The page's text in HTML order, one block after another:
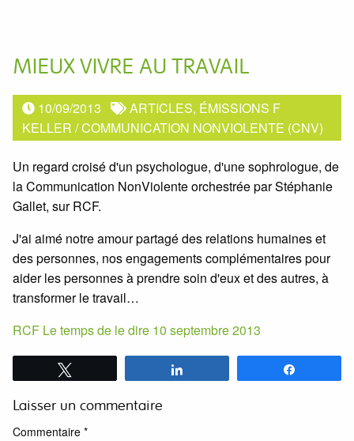
MIEUX VIVRE AU TRAVAIL
10/09/2013
ARTICLES, ÉMISSIONS F
KELLER /COMMUNICATION NONVIOLENTE (CNV)
Un regard croisé d'un psychologue, d'une sophrologue, de
la Communication NonViolente orchestrée par Stéphanie
Gallet, sur RCF.
J'ai aimé notre amour partagé des relations humaines et
des personnes, nos engagements complémentaires pour
aider les personnes à prendre soin d'eux et des autres, à
transformer le travail…
RCF Le temps de le dire 10 septembre 2013
Laisser un commentaire
Commentaire *